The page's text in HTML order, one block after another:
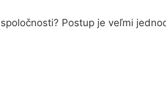
Postup je veľmi